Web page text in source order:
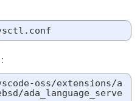
oss/extensions/a
ada_language_serve